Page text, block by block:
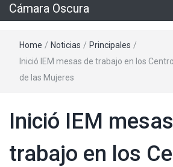
Cámara Oscura
Home / Noticias / Principales /
Inició IEM mesas de trabajo en los
de las Mujeres
Inició IEM
trabajo en los